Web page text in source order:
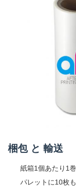
梱包 と 輸送
紙箱1個あたり1
パレットに10枚